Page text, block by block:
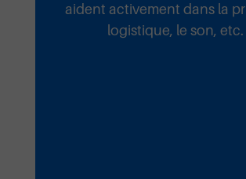
aident activement dans la
logistique, le son, etc.